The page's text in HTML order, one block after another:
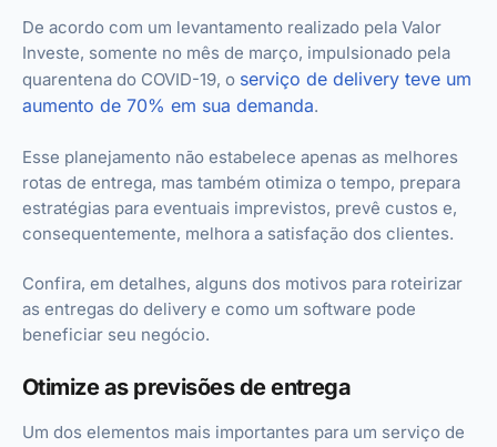
De acordo com um levantamento realizado pela Valor
Investe, somente no mês de março, impulsionado pela
quarentena do COVID-19, o serviço de delivery teve um
aumento de 70% em sua demanda.
Esse planejamento não estabelece apenas as melhores
rotas de entrega, mas também otimiza o tempo, prepara
estratégias para eventuais imprevistos, prevê custos e,
consequentemente, melhora a satisfação dos clientes.
Confira, em detalhes, alguns dos motivos para roteirizar
as entregas do delivery e como um software pode
beneficiar seu negócio.
Otimize as previsões de entrega
Um dos elementos mais importantes para um serviço de